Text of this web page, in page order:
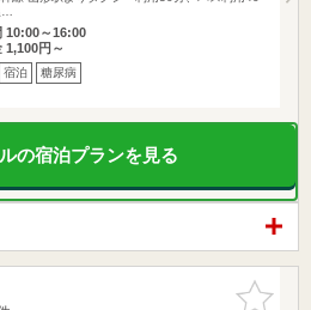
10:00～16:00
1,100円～
宿泊 糖尿病
の宿泊プランを見る
お気に入